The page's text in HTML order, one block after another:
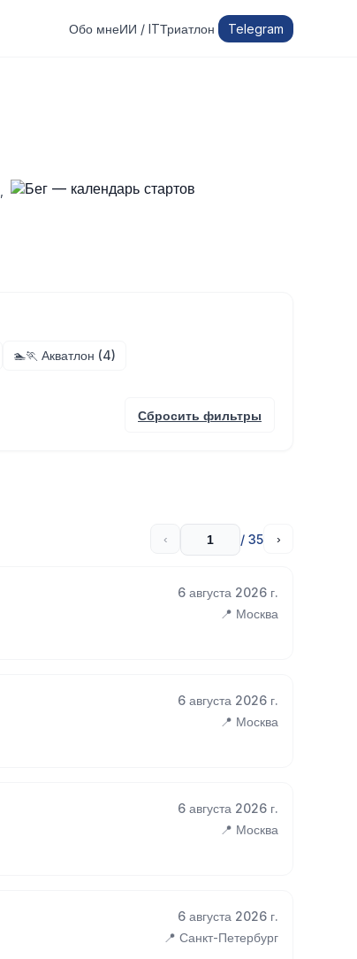
Обо мнеИИ / ITТриатлон Telegram
🏊🏃 Акватлон (4)
Сбросить фильтры
‹ / 35 ›
6 августа 2026 г.
📍 Москва
6 августа 2026 г.
📍 Москва
6 августа 2026 г.
📍 Москва
6 августа 2026 г.
📍 Санкт-Петербург